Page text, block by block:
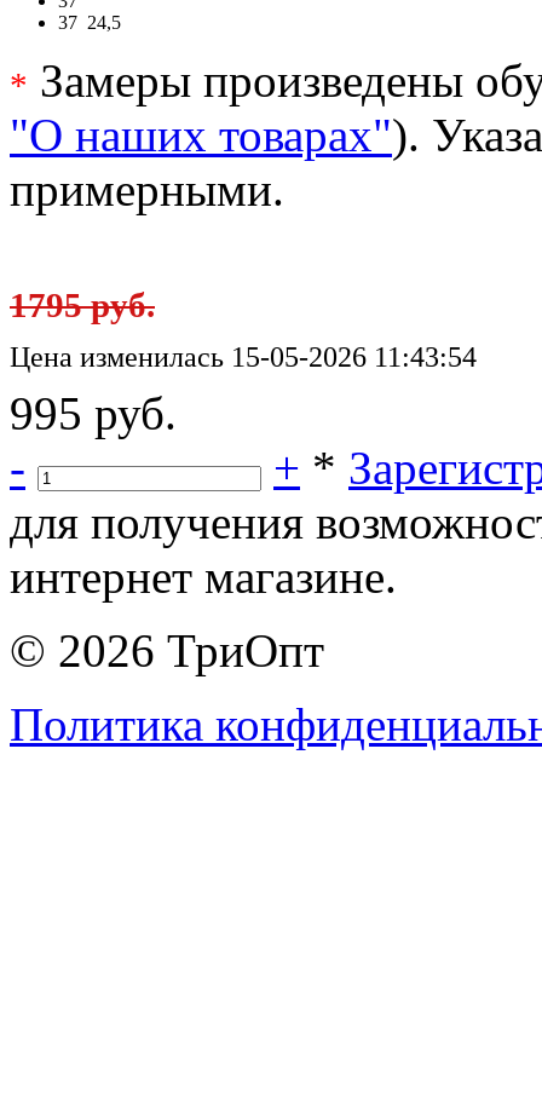
37 24,5
* Замеры произведены
"О наших товарах").
примерными.
1795 руб.
Цена изменилась 15-05-2026 11:43:54
995 руб.
-
+ *
для получения
интернет магазине.
© 2026 ТриОпт
Политика